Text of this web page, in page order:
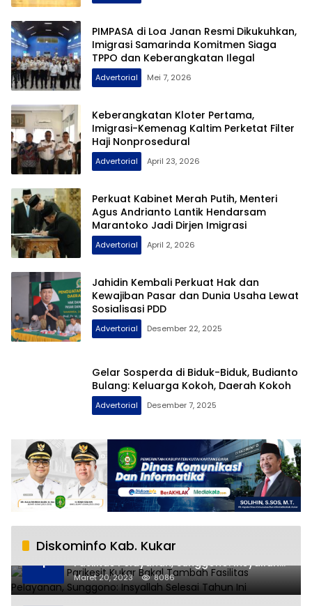
PIMPASA di Loa Janan Resmi Dikukuhkan,
Imigrasi Samarinda Komitmen Siaga
TPPO dan Keberangkatan Ilegal
Advertorial Mei 7, 2026
Keberangkatan Kloter Pertama,
Imigrasi-Kemenag Kaltim Perketat Filter
Haji Nonprosedural
Advertorial April 23, 2026
Perkuat Kabinet Merah Putih, Menteri
Agus Andrianto Lantik Hendarsam
Marantoko Jadi Dirjen Imigrasi
Advertorial April 2, 2026
Jahidin Kembali Perkuat Hak dan
Kewajiban Pasar dan Dunia Usaha Lewat
Sosialisasi PDD
Advertorial Desember 22, 2025
Gelar Sosperda di Biduk-Biduk, Budianto
Bulang: Keluarga Kokoh, Daerah Kokoh
Advertorial Desember 7, 2025
Diskominfo Kab. Kukar
1
RSUD AM Parikesit Kukar Bakal Tambah
Fasilitas Pelayanan, Sunggono: Insyallah
Selesai Tahun Ini
Maret 20, 2023 8086